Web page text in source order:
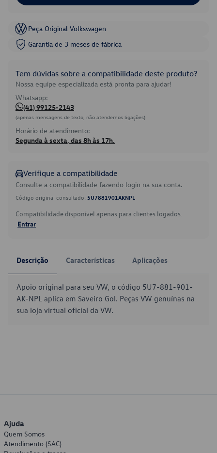
Peça Original Volkswagen
Garantia de 3 meses de fábrica
Tem dúvidas sobre a compatibilidade deste produto?
Nossa equipe especializada está pronta para ajudar!
Whatsapp:
(41) 99125-2143
(apenas mensagens de texto, não atendemos ligações)
Horário de atendimento:
Segunda à sexta, das 8h às 17h.
Verifique a compatibilidade
Consulte a compatibilidade fazendo login na sua conta.
Código original consultado: 5U7881901AKNPL
Compatibilidade disponível apenas para clientes logados.
Entrar
Descrição Características Aplicações
Apoio original para seu VW, o código 5U7-881-901-
AK-NPL aplica em Saveiro Gol. Peças VW genuínas na
sua loja virtual oficial da VW.
Ajuda
Quem Somos
Atendimento (SAC)